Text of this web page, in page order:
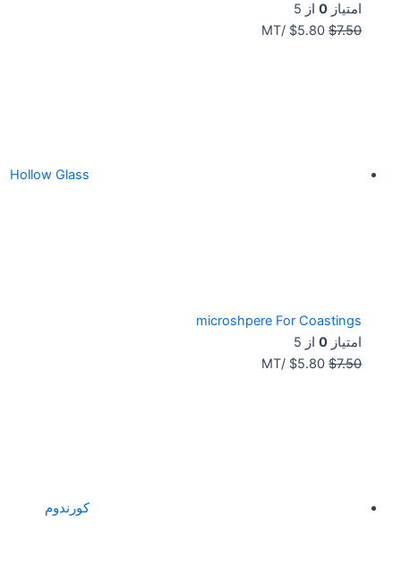
امتیاز 0از 5
$7.50
$5.80
/MT
Hollow Glass
microshpere For Coastings
امتیاز 0از 5
$7.50
$5.80
/MT
کورندوم